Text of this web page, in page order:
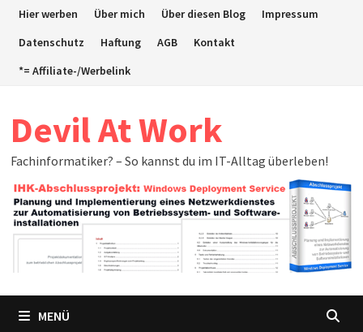
ZumHier werben Über mich Über diesen Blog
Impressum
Datenschutz
Haftung AGB
Kontakt
*= Affiliate-/Werbelink
Devil At Work
Fachinformatiker? – So kannst du im IT-Alltag überleben!
MENÜ